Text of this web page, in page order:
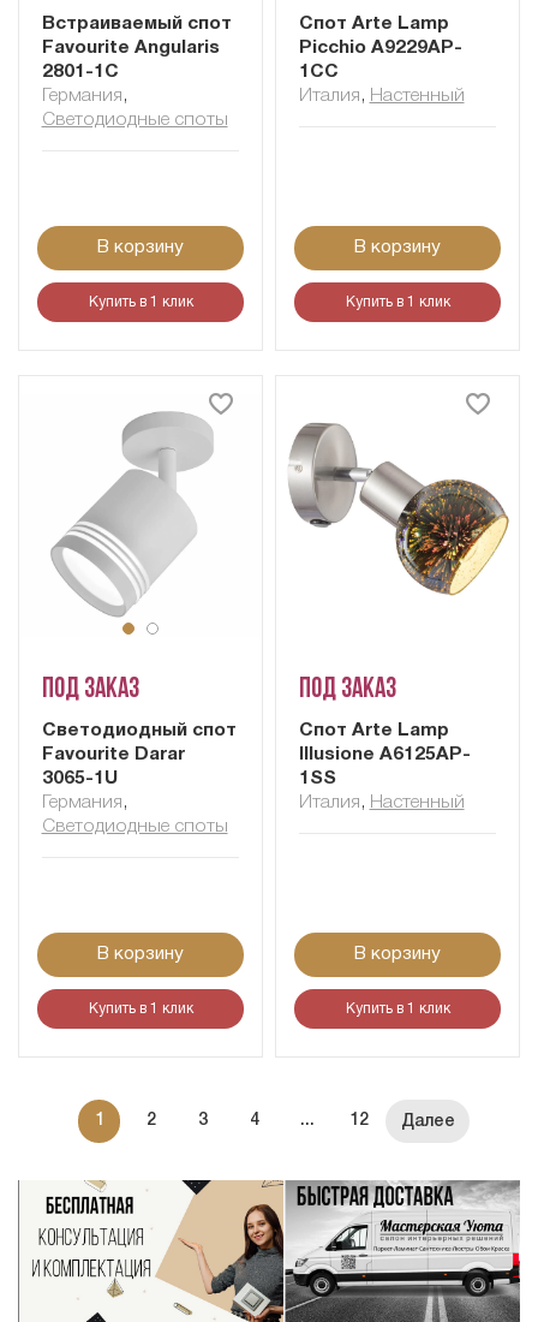
Встраиваемый спот
Favourite Angularis
2801-1C
Германия ,
Светодиодные споты
В корзину
Купить в 1 клик
Cпот Arte Lamp
Picchio A9229AP-
1CC
Италия , Настенный
В корзину
Купить в 1 клик
Под заказ
Светодиодный спот
Favourite Darar
3065-1U
Германия ,
Светодиодные споты
В корзину
Купить в 1 клик
Под заказ
Cпот Arte Lamp
Illusione A6125AP-
1SS
Италия , Настенный
В корзину
Купить в 1 клик
1 2 3 4 ... 12